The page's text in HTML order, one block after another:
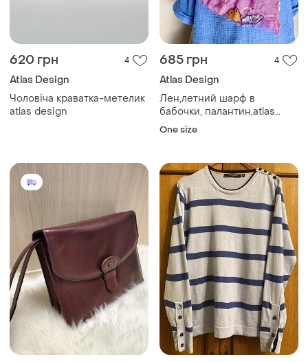
620 грн 4
Atlas Design
Чоловіча краватка-метелик
atlas design
685 грн 4
Atlas Design
Лен,летний шарф в
бабочки, палантин,atlas
gesign,
One size